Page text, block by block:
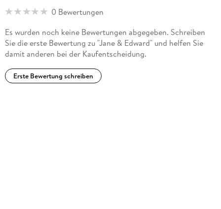
0 Bewertungen
Es wurden noch keine Bewertungen abgegeben. Schreiben
Sie die erste Bewertung zu "Jane & Edward" und helfen Sie
damit anderen bei der Kaufentscheidung.
Erste Bewertung schreiben